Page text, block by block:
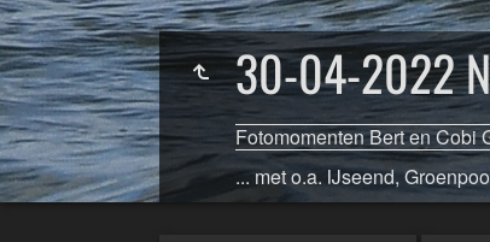
30-04-2022
Fotomomenten Bert en Cobi
... met o.a. IJseend,